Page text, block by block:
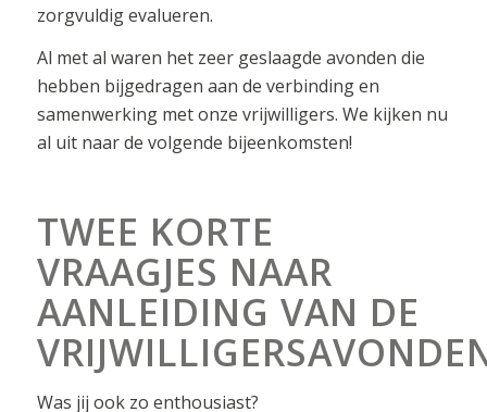
zorgvuldig evalueren.
Al met al waren het zeer geslaagde avonden die
hebben bijgedragen aan de verbinding en
samenwerking met onze vrijwilligers. We kijken nu
al uit naar de volgende bijeenkomsten!
TWEE KORTE
VRAAGJES NAAR
AANLEIDING VAN DE
Was jij ook zo enthousiast?